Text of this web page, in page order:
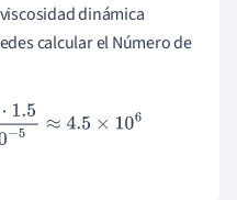
dinámica
calcular el Número de
×10−5 ≈4.5 ×106